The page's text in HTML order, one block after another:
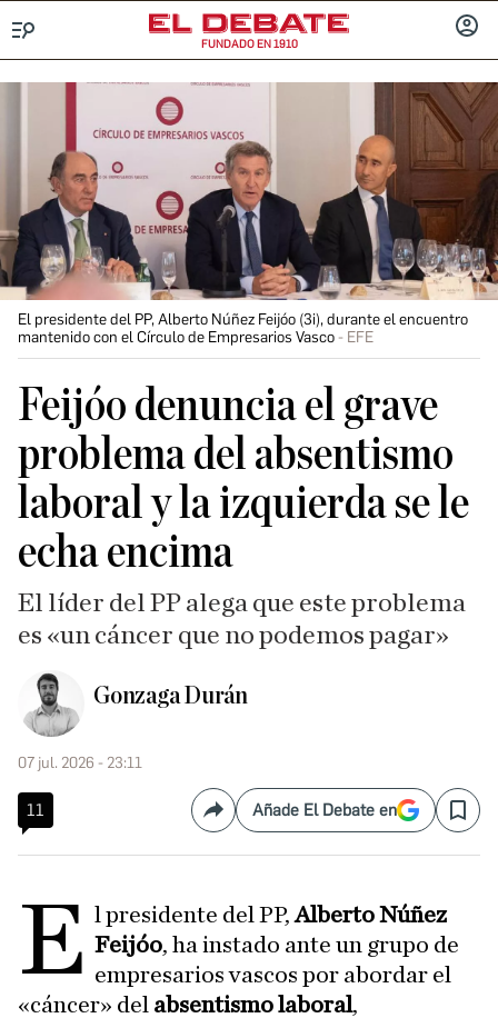
FUNDADO EN 1910
El presidente del PP, Alberto Núñez Feijóo (3i), durante el encuentro
mantenido con el Círculo de Empresarios Vasco
EFE
Feijóo denuncia el grave
problema del absentismo
laboral y la izquierda se le
echa encima
El líder del PP alega que este problema
es «un cáncer que no podemos pagar»
Gonzaga Durán
07 jul. 2026 - 23:11
11 CompartirAñade El Debate en Save
E l presidente del PP,Alberto Núñez
Feijóo, ha instado ante un grupo de
empresarios vascos por abordar el
«cáncer» del absentismo laboral,